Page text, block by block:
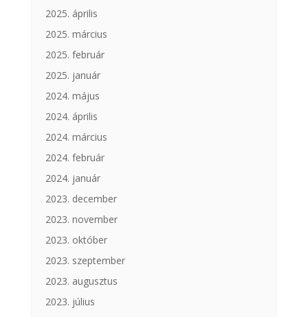
2025. április
2025. március
2025. február
2025. január
2024. május
2024. április
2024. március
2024. február
2024. január
2023. december
2023. november
2023. október
2023. szeptember
2023. augusztus
2023. július